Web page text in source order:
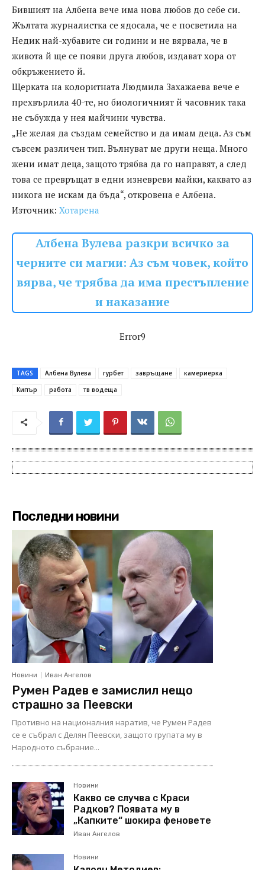
Бившият на Албена вече има нова любов до себе си.
Жълтата журналистка се ядосала, че е посветила на
Недик най-хубавите си години и не вярвала, че в
живота й ще се появи друга любов, издават хора от
обкръжението й.
Щерката на колоритната Людмила Захажаева вече е
прехвърлила 40-те, но биологичният й часовник така
не събужда у нея майчини чувства.
„Не желая да създам семейство и да имам деца. Аз съм
съвсем различен тип. Вълнуват ме други неща. Много
жени имат деца, защото трябва да го направят, а след
това се превръщат в едни изневреви майки, каквато аз
никога не искам да бъда“, откровена е Албена.
Източник: Хотарена
Албена Вулева разкри всичко за
черните си магии: Аз съм човек, който
вярва, че трябва да има престъпление
и наказание
Error9
TAGS Албена Вулева гурбет завръщане
камериерка
Кипър
работа тв водеща
Последни новини
Новини Иван Ангелов
Румен Радев е замислил нещо
страшно за Пеевски
Противно на националния наратив, че Румен Радев
се е събрал с Делян Пеевски, защото групата му в
Народното събрание...
Новини
Какво се случва с Краси
Радков? Появата му в
„Капките“ шокира феновете
Иван Ангелов
Новини